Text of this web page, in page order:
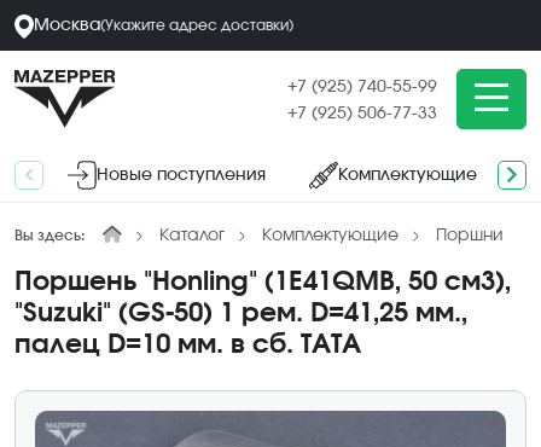
Москва(Укажите адрес доставки)
+7 (925) 740-55-99
+7 (925) 506-77-33
Новые поступления Комплектующие
Вы здесь: Каталог Комплектующие Поршни
Поршень "Honling" (1E41QMB, 50 см3),
"Suzuki" (GS-50) 1 рем. D=41,25 мм.,
палец D=10 мм. в сб. TATA